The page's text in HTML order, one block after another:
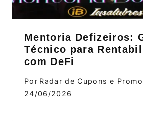
Mentoria Defizeiros:
Técnico para
com DeFi
Por Radar de Cupons e
24/06/2026